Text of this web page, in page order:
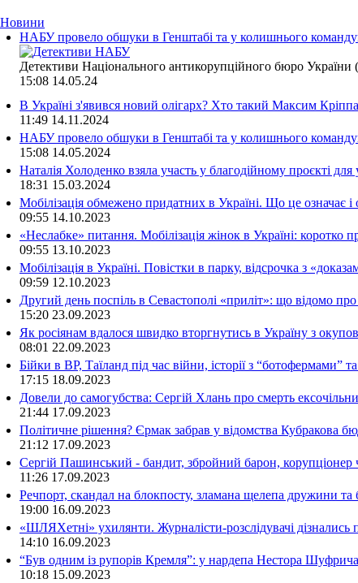
Новини
НАБУ провело обшуки в Генштабі та у колишнього
Детективи Національного антикорупційного бюро
15:08 14.05.24
В Україні з'явився новий олігарх? Хто такий Максим
11:49 14.11.2024
НАБУ провело обшуки в Генштабі та у колишнього
15:08 14.05.2024
Наталія Холоденко взяла участь у благодійному проєкті для
18:31 15.03.2024
Мобілізація обмежено придатних в Україні. Що це означає і
09:55 14.10.2023
«Неслабке» питання. Мобілізація жінок в Україні: коротко
09:55 13.10.2023
Мобілізація в Україні. Повістки в парку, відсрочка з
09:59 12.10.2023
Другий день поспіль в Севастополі «приліт»: що відомо
15:20 23.09.2023
Як росіянам вдалося швидко вторгнутись в Україну з
08:01 22.09.2023
Бійки в ВР, Таїланд під час війни, історії з
17:15 18.09.2023
Довели до самогубства: Сергій Хлань про смерть
21:44 17.09.2023
Політичне рішення? Єрмак забрав у відомства Кубракова
21:12 17.09.2023
Сергій Пашинський - бандит, збройний барон, корупціонер
11:26 17.09.2023
Речпорт, скандал на блокпосту, зламана щелепа дружини
19:00 16.09.2023
«ШЛЯХетні» ухилянти. Журналісти-розслідувачі дізнались
14:10 16.09.2023
“Був одним із рупорів Кремля”: у нардепа Нестора
10:18 15.09.2023